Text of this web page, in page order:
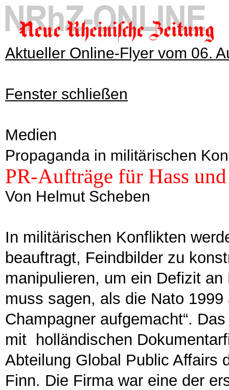
Aktueller Online-Flyer vom 06.
Fenster schließen
Medien
Propaganda in militärischen
PR-Aufträge für Hass
Von Helmut Scheben
In militärischen Konflikten
beauftragt, Feindbilder zu
manipulieren, um ein Defizit
muss sagen, als die Nato
Champagner aufgemacht“.
mit holländischen
Abteilung Global Public Affairs
Finn. Die Firma war eine der